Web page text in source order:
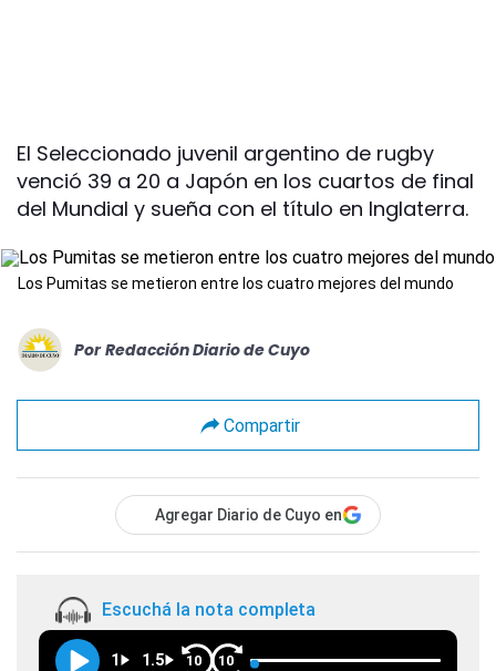
El Seleccionado juvenil argentino de rugby
venció 39 a 20 a Japón en los cuartos de final
del Mundial y sueña con el título en Inglaterra.
Los Pumitas se metieron entre los cuatro mejores del mundo
Por Redacción Diario de Cuyo
Compartir
Agregar Diario de Cuyo en
Escuchá la nota completa
1 1.5 10 10